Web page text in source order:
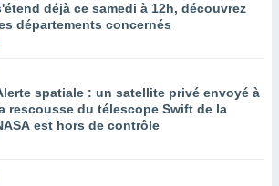
déjà ce samedi à 12h, découvrez
départements concernés
spatiale : un satellite privé envoyé à
rescousse du télescope Swift de la
est hors de contrôle